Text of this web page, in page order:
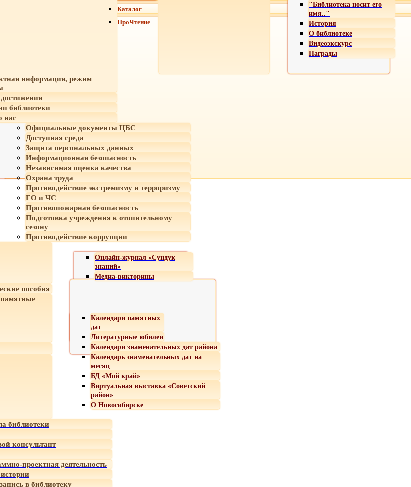
"Библиотека носит его
имя.."
История
О библиотеке
Видеоэкскурс
Награды
информация, режим
библиотеки
нас
Официальные документы ЦБС
Доступная среда
Защита персональных данных
Информационная безопасность
Независимая оценка качества
Охрана труда
Противодействие экстремизму и терроризму
ГО и ЧС
Противопожарная безопасность
Подготовка учреждения к отопительному
сезону
Противодействие коррупции
Онлайн-журнал «Сундук
знаний»
Медиа-викторины
пособия
Календари памятных
дат
Литературные юбилеи
Календари знаменательных дат района
Календарь знаменательных дат на
месяц
БД «Мой край»
Виртуальная выставка «Советский
район»
О Новосибирске
библиотеки
консультант
проектная деятельность
в библиотеку
Каталог
ПроЧтение